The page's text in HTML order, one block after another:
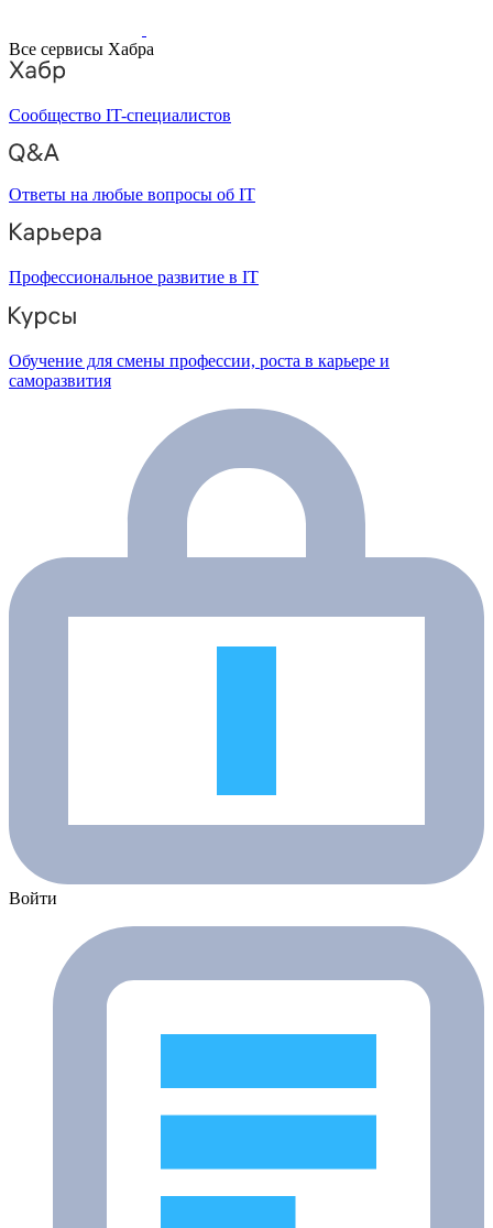
Все сервисы Хабра
Сообщество IT-специалистов
Ответы на любые вопросы об IT
Профессиональное развитие в IT
Обучение для смены профессии, роста в карьере и
саморазвития
Войти